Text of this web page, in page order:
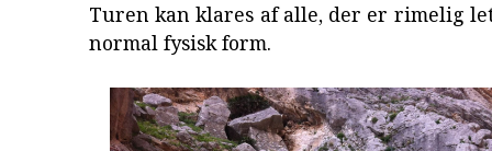
Turen kan klares af alle, der er rimelig
normal fysisk form.